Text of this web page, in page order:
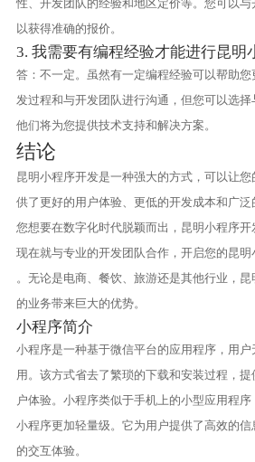
性、开发团队的经验和地区定价等。您可以与
以获得准确的报价。
3. 我需要有编程经验才能进行昆明
答：不一定。虽然有一定编程经验可以帮助
发过程和与开发团队进行沟通，但您可以选择
他们将为您提供技术支持和解决方案。
结论
昆明小程序开发是一种强大的方式，可以让
供了更好的用户体验、更低的开发成本和广
您想要在数字化时代脱颖而出，昆明小程序开
现在就与专业的开发团队合作，开启您的昆明
。无论是电商、餐饮、旅游还是其他行业，
的业务带来巨大的优势。
小程序简介
小程序是一种基于微信平台的应用程序，用
用。该方式省去了繁琐的下载和安装过程，
户体验。小程序类似于手机上的小型应用程序
小程序更加轻量级。它为用户提供了高效的
的交互体验。